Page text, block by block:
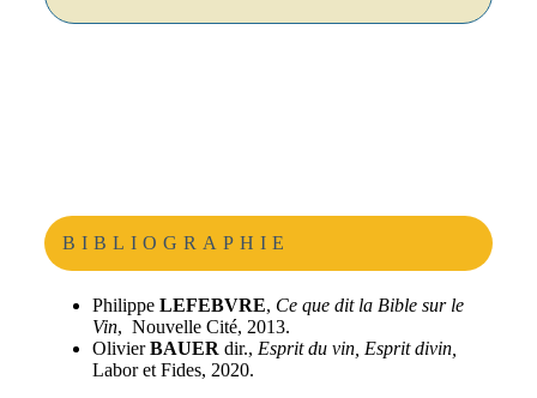
BIBLIOGRAPHIE
Philippe LEFEBVRE, Ce que dit la Bible sur le
Vin, Nouvelle Cité, 2013.
OlivierBAUER dir., Esprit du vin, Esprit divin,
Labor et Fides, 2020.